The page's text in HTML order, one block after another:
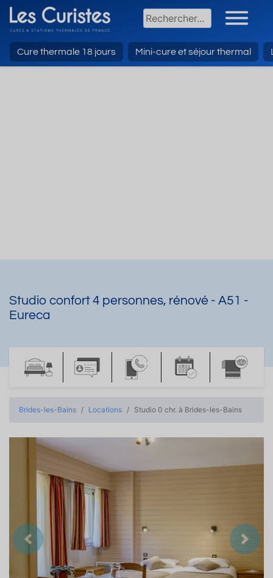
Cure thermale 18 jours Mini-cure et séjour thermal
Studio confort 4 personnes, rénové - A51 -
Eureca
Brides-les-Bains Locations Studio 0 chr. à Brides-les-Bains
Précedent